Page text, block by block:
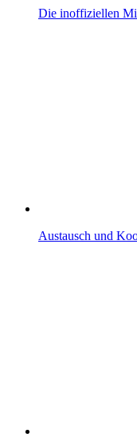
Die inoffiziellen
Austausch und